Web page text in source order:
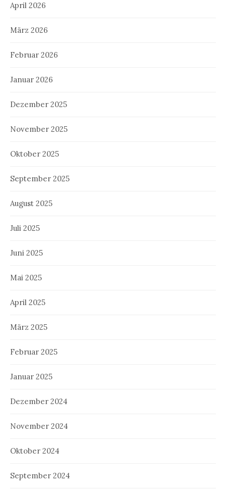
April 2026
März 2026
Februar 2026
Januar 2026
Dezember 2025
November 2025
Oktober 2025
September 2025
August 2025
Juli 2025
Juni 2025
Mai 2025
April 2025
März 2025
Februar 2025
Januar 2025
Dezember 2024
November 2024
Oktober 2024
September 2024